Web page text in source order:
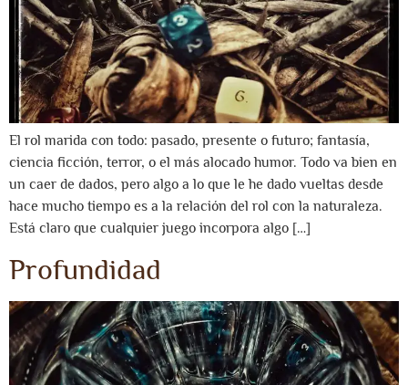
El rol marida con todo: pasado, presente o futuro; fantasía,
ciencia ficción, terror, o el más alocado humor. Todo va bien en
un caer de dados, pero algo a lo que le he dado vueltas desde
hace mucho tiempo es a la relación del rol con la naturaleza.
Está claro que cualquier juego incorpora algo […]
Profundidad